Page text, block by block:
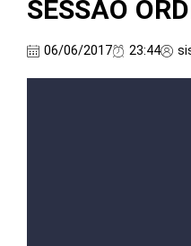
SESSÃO
06/06/2017 23:44